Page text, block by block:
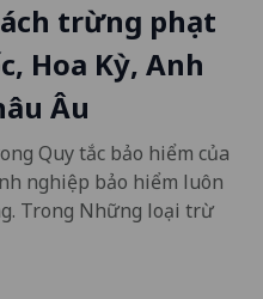
trừng phạt
Hoa Kỳ, Anh
Âu
Quy tắc bảo hiểm của
nghiệp bảo hiểm luôn
Trong Những loại trừ